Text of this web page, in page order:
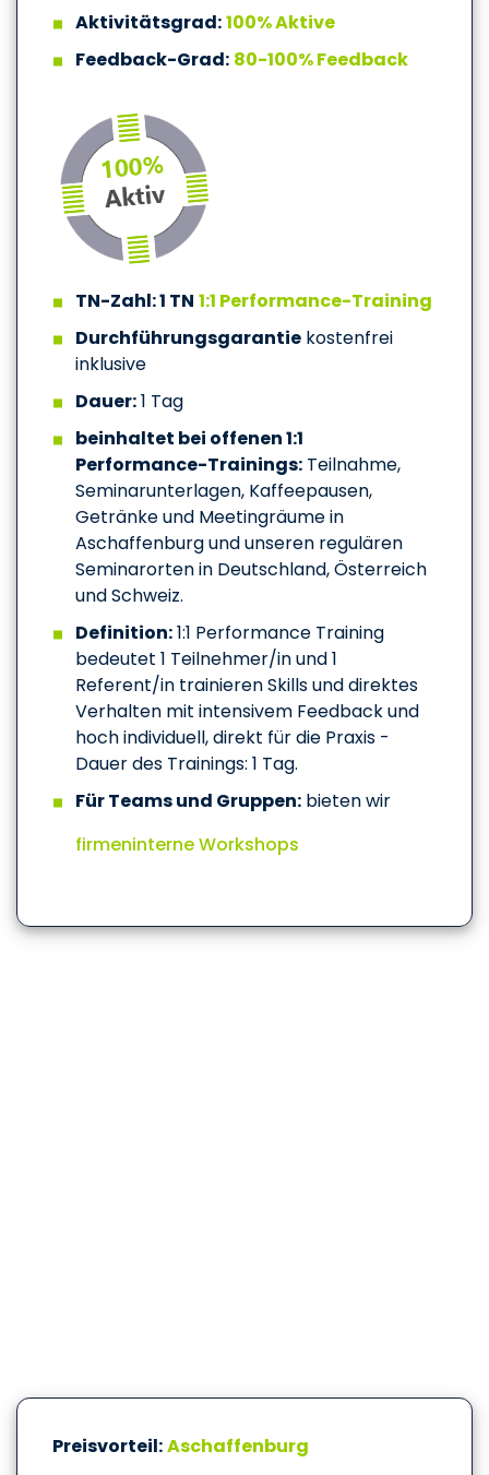
Aktivitätsgrad:100% Aktive
Feedback-Grad: 80-100% Feedback
TN-Zahl: 1 TN 1:1 Performance-Training
Durchführungsgarantiekostenfrei
inklusive
Dauer:1 Tag
beinhaltet bei offenen 1:1
Performance-Trainings:Teilnahme,
Seminarunterlagen, Kaffeepausen,
Getränke und Meetingräume in
Aschaffenburg und unseren regulären
Seminarorten in Deutschland, Österreich
und Schweiz.
Definition:1:1 Performance Training
bedeutet 1 Teilnehmer/in und 1
Referent/in trainieren Skills und direktes
Verhalten mit intensivem Feedback und
hoch individuell, direkt für die Praxis -
Dauer des Trainings: 1 Tag.
Für Teams und Gruppen:bieten wir
firmeninterne Workshops
Preisvorteil:Aschaffenburg